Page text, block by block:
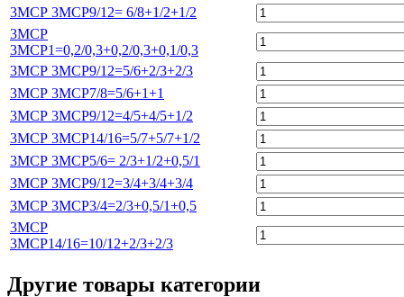
3МСР 3МСР9/12= 6/8+1/2+1/2
3МСР
3МСР1=0,2/0,3+0,2/0,3+0,1/0,3
3МСР 3МСР9/12=5/6+2/3+2/3
3МСР 3МСР7/8=5/6+1+1
3МСР 3МСР9/12=4/5+4/5+1/2
3МСР 3МСР14/16=5/7+5/7+1/2
3МСР 3МСР5/6= 2/3+1/2+0,5/1
3МСР 3МСР9/12=3/4+3/4+3/4
3МСР 3МСР3/4=2/3+0,5/1+0,5
3МСР
3МСР14/16=10/12+2/3+2/3
Другие товары категории